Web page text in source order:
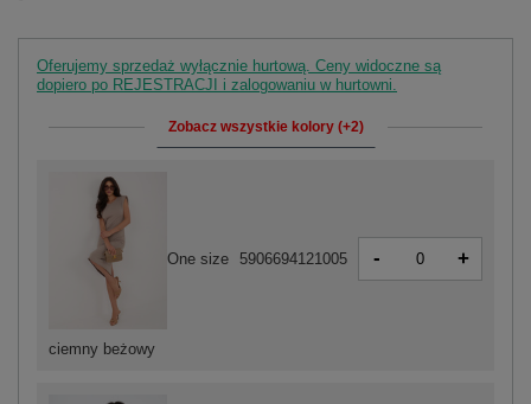
Oferujemy sprzedaż wyłącznie hurtową. Ceny widoczne są
dopiero po REJESTRACJI i zalogowaniu w hurtowni.
Zobacz wszystkie kolory (+2)
ciemny beżowy
One size 5906694121005 - +